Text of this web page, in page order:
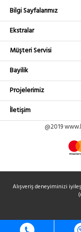
Bilgi Sayfalarımız
Ekstralar
Müşteri Servisi
Bayilik
Projelerimiz
İletişim
@2019
Alışveriş deneyiminizi